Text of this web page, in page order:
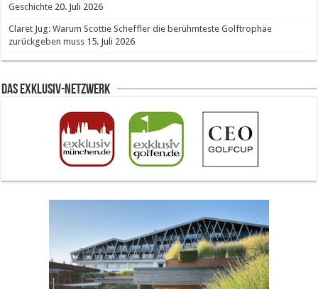
Geschichte 20. Juli 2026
Claret Jug: Warum Scottie Scheffler die berühmteste Golftrophäe
zurückgeben muss 15. Juli 2026
Das Exklusiv-Netzwerk